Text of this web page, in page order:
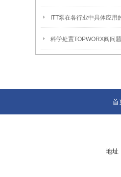
ITT泵在各行业中具体应用
首
地址